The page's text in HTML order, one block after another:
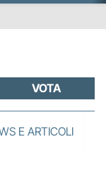
VOTA
E ARTICOLI